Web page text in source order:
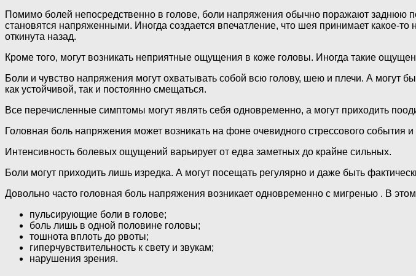
Помимо болей непосредственно в голове, боли напряжения обычно поражают заднюю
становятся напряженными. Иногда создается впечатление, что шея принимает какое-
откинута назад.
Кроме того, могут возникать неприятные ощущения в коже головы. Иногда такие
Боли и чувство напряжения могут охватывать собой всю голову, шею и плечи. А могут
как устойчивой, так и постоянно смещаться.
Все перечисленные симптомы могут являть себя одновременно, а могут приходить
Головная боль напряжения может возникать на фоне очевидного стрессового события
Интенсивность болевых ощущений варьирует от едва заметных до крайне сильных.
Боли могут приходить лишь изредка. А могут посещать регулярно и даже быть
Довольно часто головная боль напряжения возникает одновременно с мигренью . В
пульсирующие боли в голове;
боль лишь в одной половине головы;
тошнота вплоть до рвоты;
гиперчувствительность к свету и звукам;
нарушения зрения.